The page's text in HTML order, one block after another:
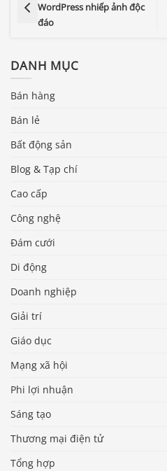
WordPress nhiếp ảnh độc
đáo
DANH MỤC
Bán hàng
Bán lẻ
Bất động sản
Blog & Tạp chí
Cao cấp
Công nghệ
Đám cưới
Di động
Doanh nghiệp
Giải trí
Giáo dục
Mạng xã hội
Phi lợi nhuận
Sáng tạo
Thương mại điện tử
Tổng hợp